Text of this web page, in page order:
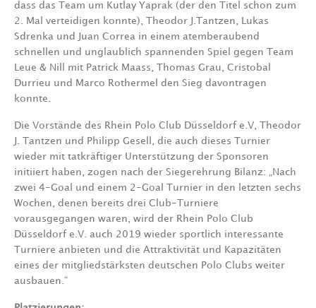
dass das Team um Kutlay Yaprak (der den Titel schon zum
2. Mal verteidigen konnte), Theodor J.Tantzen, Lukas
Sdrenka und Juan Correa in einem atemberaubend
schnellen und unglaublich spannenden Spiel gegen Team
Leue & Nill mit Patrick Maass, Thomas Grau, Cristobal
Durrieu und Marco Rothermel den Sieg davontragen
konnte.
Die Vorstände des Rhein Polo Club Düsseldorf e.V, Theodor
J. Tantzen und Philipp Gesell, die auch dieses Turnier
wieder mit tatkräftiger Unterstützung der Sponsoren
initiiert haben, zogen nach der Siegerehrung Bilanz: „Nach
zwei 4-Goal und einem 2-Goal Turnier in den letzten sechs
Wochen, denen bereits drei Club-Turniere
vorausgegangen waren, wird der Rhein Polo Club
Düsseldorf e.V. auch 2019 wieder sportlich interessante
Turniere anbieten und die Attraktivität und Kapazitäten
eines der mitgliedstärksten deutschen Polo Clubs weiter
ausbauen.“